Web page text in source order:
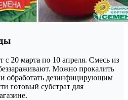
с 20 марта по 10 апреля. Смесь из
Можно прокалить
обработать дезинфицирующим
готовый субстрат для